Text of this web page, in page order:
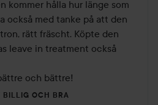
kommer hålla hur länge som
också med tanke på att den
rätt fräscht. Köpte den
leave in treatment också
och bättre!
BILLIG OCH BRA